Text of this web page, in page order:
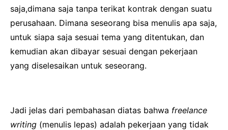
saja,dimana saja tanpa terikat kontrak dengan suatu
perusahaan. Dimana seseorang bisa menulis apa saja,
untuk siapa saja sesuai tema yang ditentukan, dan
kemudian akan dibayar sesuai dengan pekerjaan
yang diselesaikan untuk seseorang.
Jadi jelas dari pembahasan diatas bahwa freelance
writing (menulis lepas) adalah pekerjaan yang tidak